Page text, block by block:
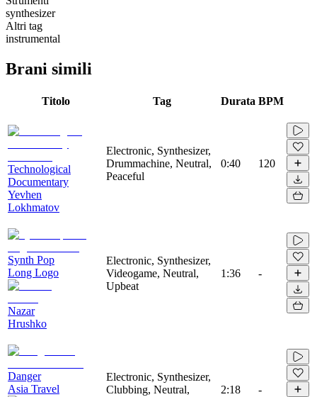
synthesizer
Altri tag
instrumental
Brani simili
Titolo Tag Durata BPM
Technological
Documentary
Yevhen
Lokhmatov
Electronic, Synthesizer,
Drummachine, Neutral,
Peaceful
0:40 120
Synth Pop
Long Logo
Nazar
Hrushko
Electronic, Synthesizer,
Videogame, Neutral,
Upbeat
1:36 -
Danger
Asia Travel
Electronic, Synthesizer,
Clubbing, Neutral,
2:18 -